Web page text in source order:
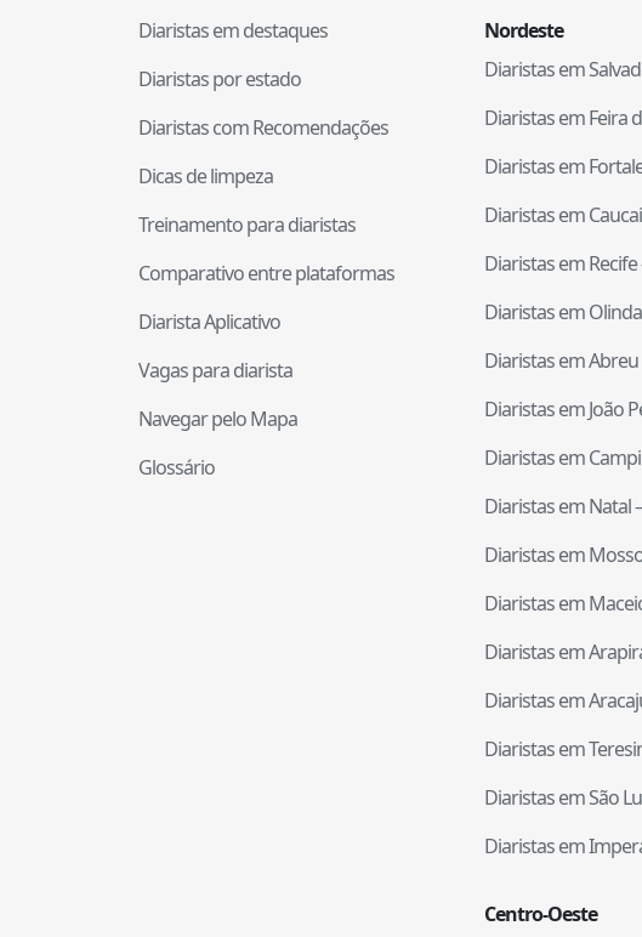
Diaristas em destaques
Diaristas por estado
Diaristas com Recomendações
Dicas de limpeza
Treinamento para diaristas
Comparativo entre plataformas
Diarista Aplicativo
Vagas para diarista
Navegar pelo Mapa
Glossário
Nordeste
Diaristas em
Diaristas emFeira
Diaristas em
Diaristas em
Diaristas emRecife
Diaristas emOlinda
Diaristas emAbreu
Diaristas emJoão
Diaristas em
Diaristas emNatal
Diaristas em
Diaristas em
Diaristas em
Diaristas em
Diaristas em
Diaristas emSão
Diaristas em
Centro-Oeste